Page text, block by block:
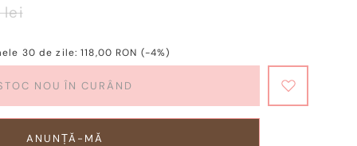
lei
30 de zile:118,00 RON (-4%)
NOU ÎN CURÂND
ANUNȚĂ-MĂ